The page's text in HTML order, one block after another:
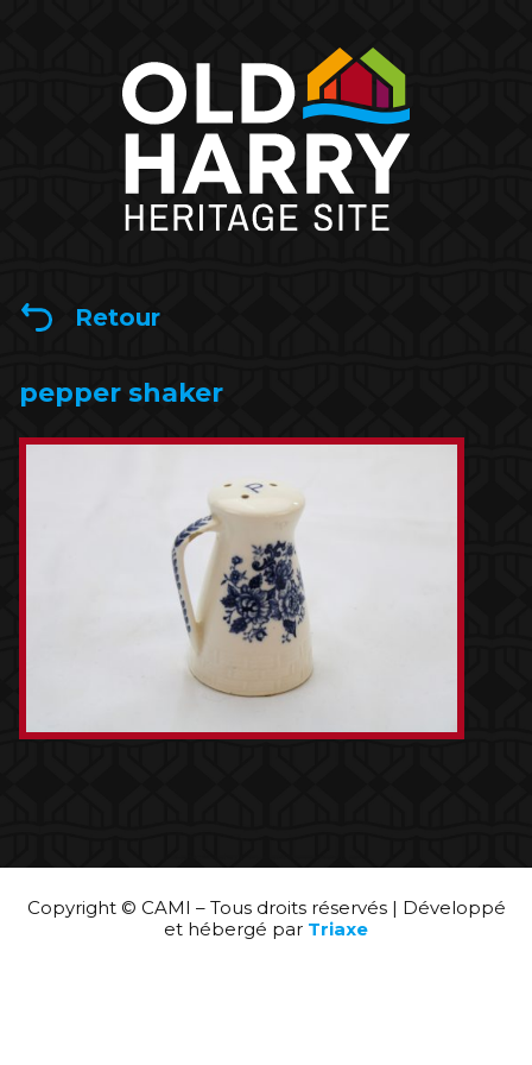
Retour
pepper shaker
Copyright © CAMI – Tous droits réservés | Développé
et hébergé par Triaxe